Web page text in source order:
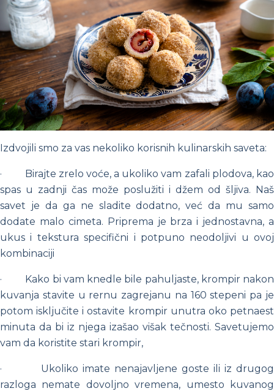
Izdvojili smo za vas nekoliko korisnih kulinarskih saveta:
· Birajte zrelo voće, a ukoliko vam zafali plodova, kao
spas u zadnji čas može poslužiti i džem od šljiva. Naš
savet je da ga ne sladite dodatno, već da mu samo
dodate malo cimeta. Priprema je brza i jednostavna, a
ukus i tekstura specifični i potpuno neodoljivi u ovoj
kombinaciji
· Kako bi vam knedle bile pahuljaste, krompir nakon
kuvanja stavite u rernu zagrejanu na 160 stepeni pa je
potom isključite i ostavite krompir unutra oko petnaest
minuta da bi iz njega izašao višak tečnosti. Savetujemo
vam da koristite stari krompir,
· Ukoliko imate nenajavljene goste ili iz drugog
razloga nemate dovoljno vremena, umesto kuvanog